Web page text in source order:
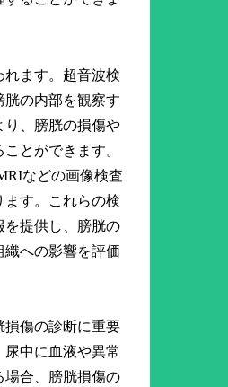
れます。超音波検
の内部を観察す
り、膀胱の損傷や
とができます。
などの画像検査
ます。これらの検
を提供し、膀胱の
への影響を評価
損傷の診断に重要
中に血液や異常
場合、膀胱損傷の